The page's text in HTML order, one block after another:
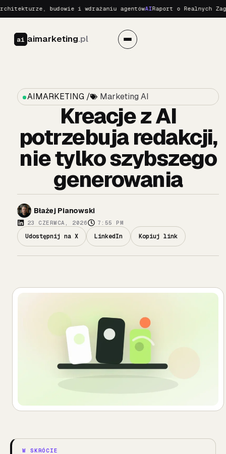
budowie i wdrażaniu agentówAIRaport o Realnych
ai aimarketing.pl
AIMARKETING / Marketing AI
Kreacje z AI
potrzebuja redakcji,
nie tylko szybszego
generowania
Błażej Pianowski
23 CZERWCA, 2026 7:55 PM
Udostępnij na X LinkedIn Kopiuj link